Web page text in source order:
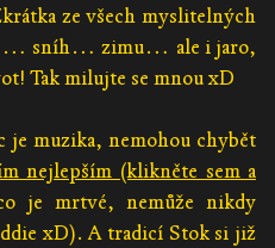
ze všech myslitelných
sníh… zimu… ale i jaro,
Tak milujte se mnou xD
je muzika, nemohou chybět
nejlepším (klikněte sem a
je mrtvé, nemůže nikdy
xD). A tradicí Stok si již